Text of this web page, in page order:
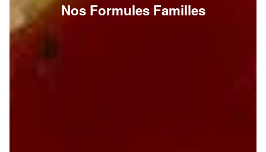
Nos Formules Familles